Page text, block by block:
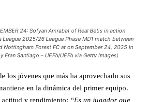
24: Sofyan Amrabat of Real Betis in action
League 2025/26 League Phase MD1 match between
Nottingham Forest FC at on September 24, 2025 in
Fran Santiago – UEFA/UEFA via Getty Images)
los jóvenes que más ha aprovechado sus
en la dinámica del primer equipo.
y rendimiento: “Es un jugador que